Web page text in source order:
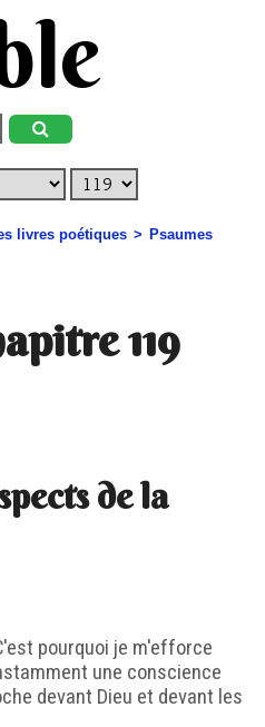
livres poétiques Psaumes
119
de la
pourquoi je m'efforce
une conscience
devant Dieu et devant les